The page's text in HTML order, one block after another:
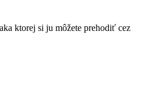
ktorej si ju môžete prehodiť cez